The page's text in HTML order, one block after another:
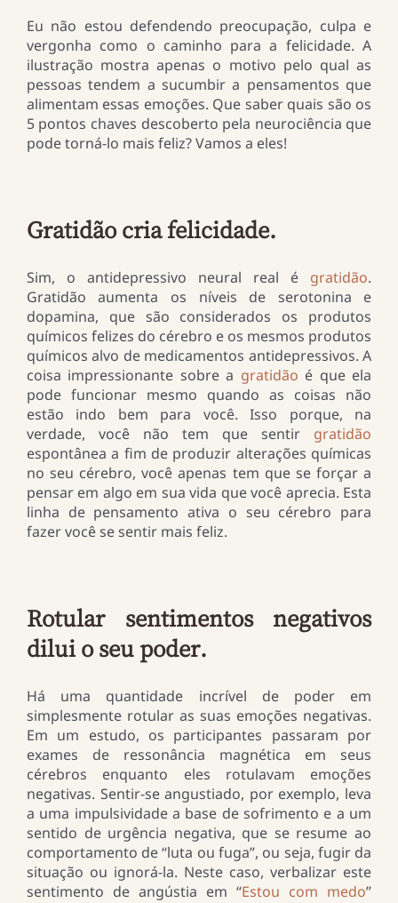
Eu não estou defendendo preocupação, culpa e
vergonha como o caminho para a felicidade. A
ilustração mostra apenas o motivo pelo qual as
pessoas tendem a sucumbir a pensamentos que
alimentam essas emoções. Que saber quais são os
5 pontos chaves descoberto pela neurociência que
pode torná-lo mais feliz? Vamos a eles!
Gratidão cria felicidade.
Sim, o antidepressivo neural real é gratidão.
Gratidão aumenta os níveis de serotonina e
dopamina, que são considerados os produtos
químicos felizes do cérebro e os mesmos produtos
químicos alvo de medicamentos antidepressivos. A
coisa impressionante sobre a gratidão é que ela
pode funcionar mesmo quando as coisas não
estão indo bem para você. Isso porque, na
verdade, você não tem que sentir gratidão
espontânea a fim de produzir alterações químicas
no seu cérebro, você apenas tem que se forçar a
pensar em algo em sua vida que você aprecia. Esta
linha de pensamento ativa o seu cérebro para
fazer você se sentir mais feliz.
Rotular sentimentos negativos
dilui o seu poder.
Há uma quantidade incrível de poder em
simplesmente rotular as suas emoções negativas.
Em um estudo, os participantes passaram por
exames de ressonância magnética em seus
cérebros enquanto eles rotulavam emoções
negativas. Sentir-se angustiado, por exemplo, leva
a uma impulsividade a base de sofrimento e a um
sentido de urgência negativa, que se resume ao
comportamento de “luta ou fuga”, ou seja, fugir da
situação ou ignorá-la. Neste caso, verbalizar este
sentimento de angústia em “Estou com medo”